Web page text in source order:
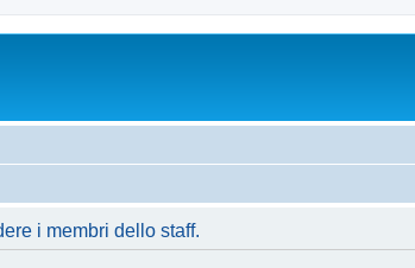
i membri dello staff.